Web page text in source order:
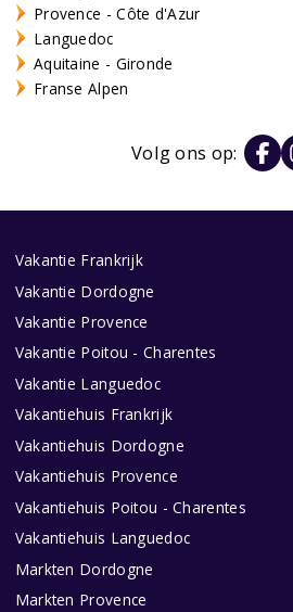
Provence - Côte d'Azur
Languedoc
Aquitaine - Gironde
Franse Alpen
Volg ons op:
Vakantie Frankrijk
Vakantie Dordogne
Vakantie Provence
Vakantie Poitou - Charentes
Vakantie Languedoc
Vakantiehuis Frankrijk
Vakantiehuis Dordogne
Vakantiehuis Provence
Vakantiehuis Poitou - Charentes
Vakantiehuis Languedoc
Markten Dordogne
Markten Provence